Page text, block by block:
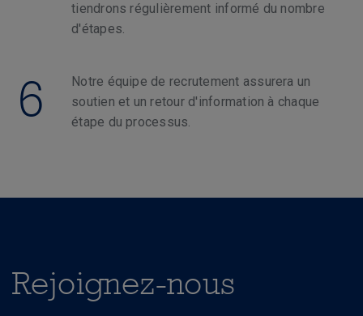
tiendrons régulièrement informé du nombre
d'étapes.
6
Notre équipe de recrutement assurera un
soutien et un retour d'information à chaque
étape du processus.
Rejoignez-nous